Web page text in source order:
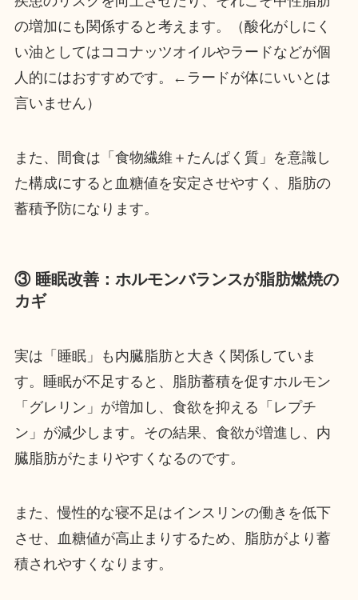
の増加にも関係すると考えます。（酸化がしにく
い油としてはココナッツオイルやラードなどが個
人的にはおすすめです。←ラードが体にいいとは
言いません）
また、間食は「食物繊維＋たんぱく質」を意識し
た構成にすると血糖値を安定させやすく、脂肪の
蓄積予防になります。
③ 睡眠改善：ホルモンバランスが脂肪燃焼の
カギ
実は「睡眠」も内臓脂肪と大きく関係していま
す。睡眠が不足すると、脂肪蓄積を促すホルモン
「グレリン」が増加し、食欲を抑える「レプチ
ン」が減少します。その結果、食欲が増進し、内
臓脂肪がたまりやすくなるのです。
また、慢性的な寝不足はインスリンの働きを低下
させ、血糖値が高止まりするため、脂肪がより蓄
積されやすくなります。